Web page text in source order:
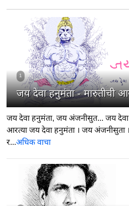
1
जय देवा हनुमंता - मारुतीची
जय देवा हनुमंता, जय अंजनीसुत... जय देवा
आरत्या जय देवा हनुमंता । जय अंजनीसुता
र...अधिक वाचा